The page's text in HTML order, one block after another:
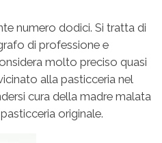
numero dodici. Si tratta di
di professione e
molto preciso quasi
alla pasticceria nel
cura della madre malata
originale.